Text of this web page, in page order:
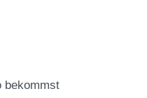
bekommst